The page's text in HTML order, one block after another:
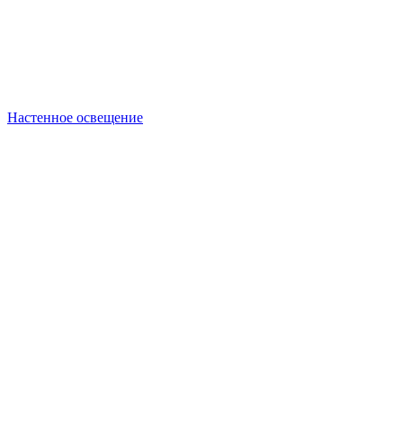
Настенное освещение